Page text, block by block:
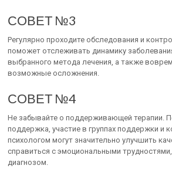
СОВЕТ №3
Регулярно проходите обследования и
поможет отслеживать динамику
выбранного метода лечения, а также
возможные осложнения.
СОВЕТ №4
Не забывайте о поддерживающей терапии.
поддержка, участие в группах поддержки и
психологом могут значительно улучшить
справиться с эмоциональными
диагнозом.